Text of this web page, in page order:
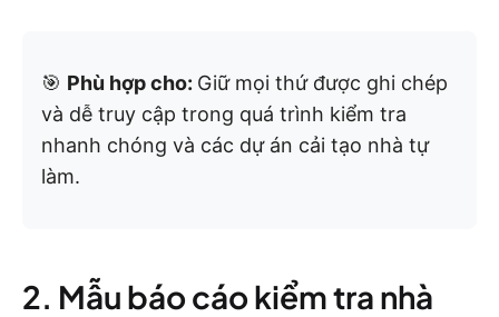
🎯 Phù hợp cho: Giữ mọi thứ được ghi chép
và dễ truy cập trong quá trình kiểm tra
nhanh chóng và các dự án cải tạo nhà tự
làm.
2. Mẫu báo cáo kiểm tra nhà